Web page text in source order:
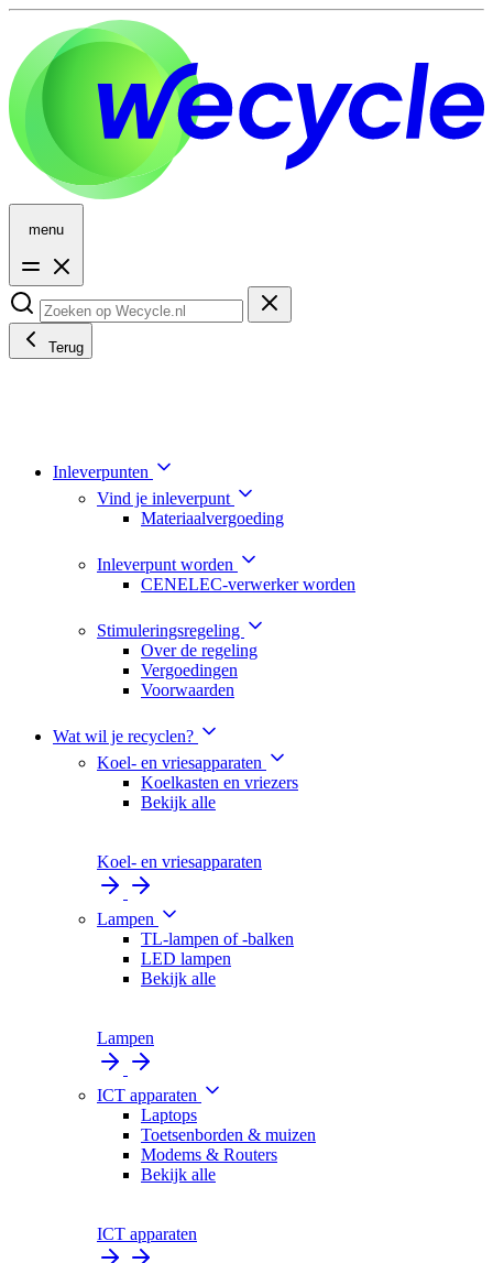
menu
Terug
Inleverpunten
Vind je inleverpunt
Materiaalvergoeding
Inleverpunt worden
CENELEC-verwerker worden
Stimuleringsregeling
Over de regeling
Vergoedingen
Voorwaarden
Wat wil je recyclen?
Koel- en vriesapparaten
Koelkasten en vriezers
Bekijk alle
Koel- en vriesapparaten
Lampen
TL-lampen of -balken
LED lampen
Bekijk alle
Lampen
ICT apparaten
Laptops
Toetsenborden & muizen
Modems & Routers
Bekijk alle
ICT apparaten